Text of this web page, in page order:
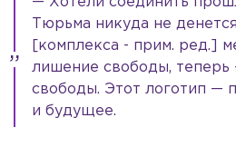
Тюрьма никуда не
[комплекса - прим. ред.]
лишение свободы, теперь
свободы. Этот логотип —
и будущее.